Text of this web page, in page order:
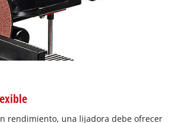
rendimiento, una lijadora debe ofrecer